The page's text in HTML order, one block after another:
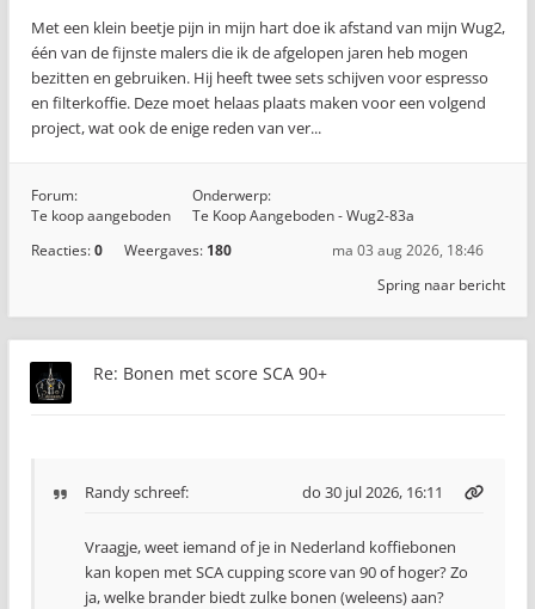
Met een klein beetje pijn in mijn hart doe ik afstand van mijn Wug2,
één van de fijnste malers die ik de afgelopen jaren heb mogen
bezitten en gebruiken. Hij heeft twee sets schijven voor espresso
en filterkoffie. Deze moet helaas plaats maken voor een volgend
project, wat ook de enige reden van ver...
Forum:
Te koop aangeboden
Onderwerp:
Te Koop Aangeboden - Wug2-83a
Reacties:0 Weergaves: 180
ma 03 aug 2026, 18:46
Spring naar bericht
Re: Bonen met score SCA 90+
Randyschreef: do 30 jul 2026, 16:11
Vraagje, weet iemand of je in Nederland koffiebonen
kan kopen met SCA cupping score van 90 of hoger? Zo
ja, welke brander biedt zulke bonen (weleens) aan?